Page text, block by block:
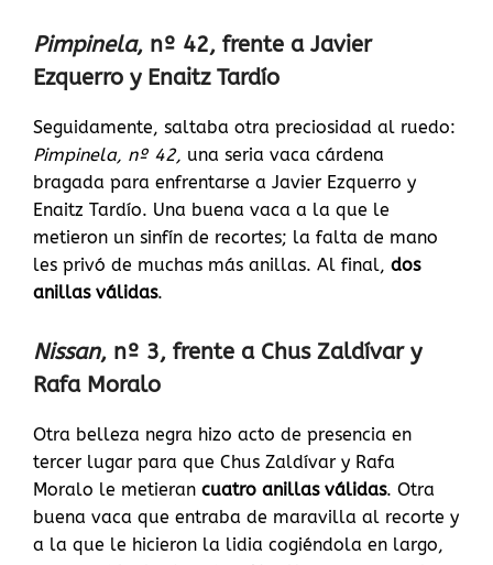
Pimpinela, nº 42, frente a Javier
Ezquerro y Enaitz Tardío
Seguidamente, saltaba otra preciosidad al ruedo:
Pimpinela, nº 42, una seria vaca cárdena
bragada para enfrentarse a Javier Ezquerro y
Enaitz Tardío. Una buena vaca a la que le
metieron un sinfín de recortes; la falta de mano
les privó de muchas más anillas. Al final, dos
anillas válidas.
Nissan, nº 3, frente a Chus Zaldívar y
Rafa Moralo
Otra belleza negra hizo acto de presencia en
tercer lugar para que Chus Zaldívar y Rafa
Moralo le metieran cuatro anillas válidas. Otra
buena vaca que entraba de maravilla al recorte y
a la que le hicieron la lidia cogiéndola en largo,